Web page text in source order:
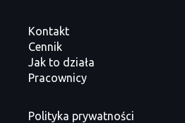
Kontakt
Cennik
Jak to działa
Pracownicy
Polityka prywatności